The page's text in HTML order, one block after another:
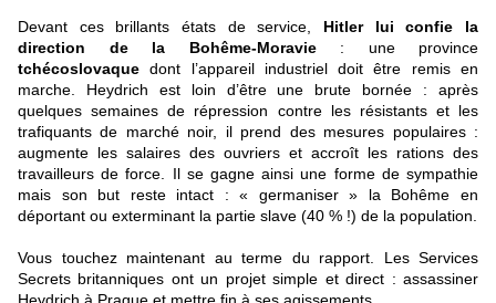
Devant ces brillants états de service, Hitler lui confie la
direction de la Bohême-Moravie: une province
tchécoslovaque dont l’appareil industriel doit être remis en
marche. Heydrich est loin d’être une brute bornée : après
quelques semaines de répression contre les résistants et les
trafiquants de marché noir, il prend des mesures populaires :
augmente les salaires des ouvriers et accroît les rations des
travailleurs de force. Il se gagne ainsi une forme de sympathie
mais son but reste intact : « germaniser » la Bohême en
déportant ou exterminant la partie slave (40 % !) de la population.
Vous touchez maintenant au terme du rapport. Les Services
Secrets britanniques ont un projet simple et direct : assassiner